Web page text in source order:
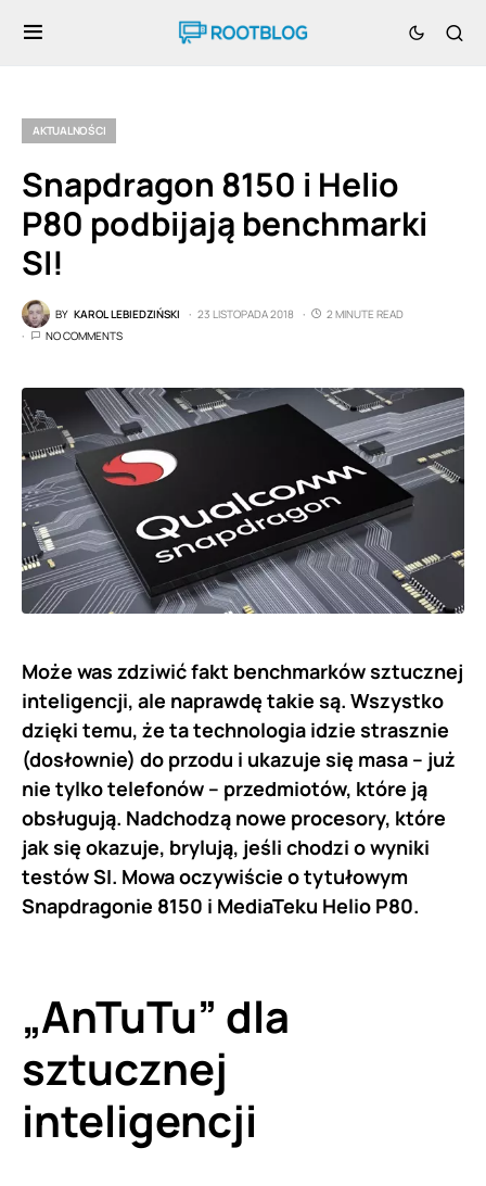
AKTUALNOŚCI
Snapdragon 8150 i Helio
P80 podbijają benchmarki
SI!
BY KAROL LEBIEDZIŃSKI 23 LISTOPADA 2018
2 MINUTE READ
NO COMMENTS
Może was zdziwić fakt benchmarków sztucznej
inteligencji, ale naprawdę takie są. Wszystko
dzięki temu, że ta technologia idzie strasznie
(dosłownie) do przodu i ukazuje się masa – już
nie tylko telefonów – przedmiotów, które ją
obsługują. Nadchodzą nowe procesory, które
jak się okazuje, brylują, jeśli chodzi o wyniki
testów SI. Mowa oczywiście o tytułowym
Snapdragonie 8150 i MediaTeku Helio P80.
„AnTuTu” dla
sztucznej
inteligencji